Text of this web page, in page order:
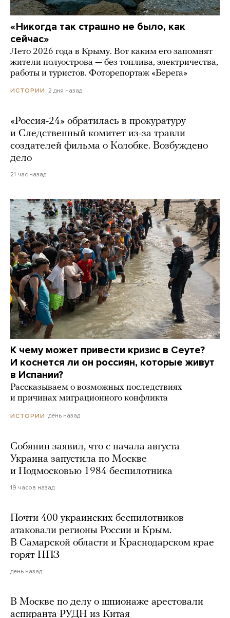
«Никогда так страшно не было, как
сейчас»
Лето 2026 года в Крыму. Вот каким его запомнят
жители полуострова — без топлива, электричества,
работы и туристов. Фоторепортаж «Берега»
ИСТОРИИ 2 дня назад
«Россия-24» обратилась в прокуратуру
и Следственный комитет из-за травли
создателей фильма о Колобке. Возбуждено
дело
21 час назад
К чему может привести кризис в Сеуте?
И коснется ли он россиян, которые живут
в Испании?
Рассказываем о возможных последствиях
и причинах миграционного конфликта
ИСТОРИИ день назад
Собянин заявил, что с начала августа
Украина запустила по Москве
и Подмосковью 1984 беспилотника
19 часов назад
Почти 400 украинских беспилотников
атаковали регионы России и Крым.
В Самарской области и Краснодарском крае
горят НПЗ
день назад
В Москве по делу о шпионаже арестовали
аспиранта РУДН из Китая